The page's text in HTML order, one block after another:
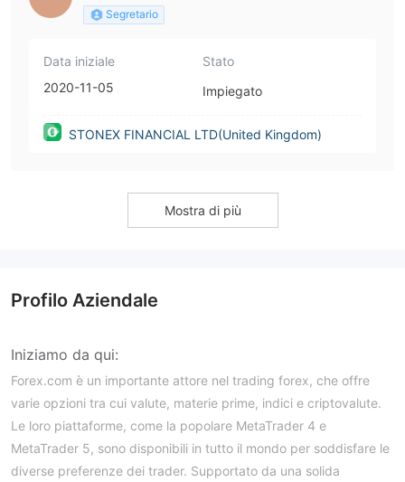
Segretario
Data iniziale
2020-11-05
Stato
Impiegato
STONEX FINANCIAL LTD(United Kingdom)
Mostra di più
Profilo Aziendale
Iniziamo da qui:
Forex.com è un importante attore nel trading forex, che offre
varie opzioni tra cui valute, materie prime, indici e criptovalute.
Le loro piattaforme, come la popolare MetaTrader 4 e
MetaTrader 5, sono disponibili in tutto il mondo per soddisfare le
diverse preferenze dei trader. Supportato da una solida